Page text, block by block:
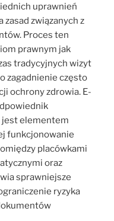
uprawnień
związanych z
Proces ten
prawnym jak
tradycyjnych wizyt
zagadnienie często
ochrony zdrowia. E-
elementem
funkcjonowanie
placówkami
oraz
sprawniejsze
ryzyka